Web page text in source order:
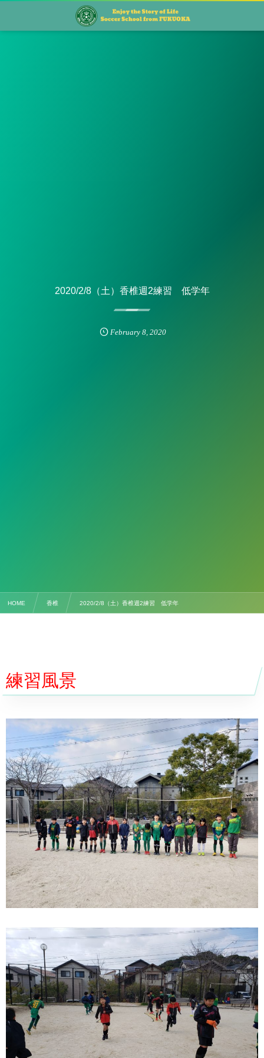
2020/2/8（土）香椎週2練習 低学年
February 8,2020
HOME 香椎 2020/2/8（土）香椎週2練習 低学年
練習風景